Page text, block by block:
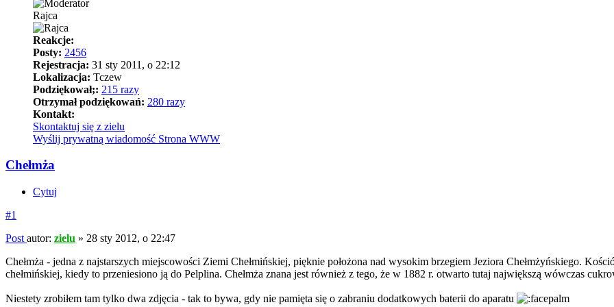
Rajca
Reakcje:
Posty: 2456
Rejestracja: 31 sty 2011, o 22:12
Lokalizacja: Tczew
Podziękował;: 215 razy
Otrzymał podziękowań: 280 razy
Kontakt:
Skontaktuj się z zielu
Wyślij prywatną wiadomość Strona WWW
Chełmża
Cytuj
#1
Post autor: zielu » 28 sty 2012, o 22:47
Chełmża - jedna z najstarszych miejscowości Ziemi Chełmińskiej, pięknie położona nad wysokim brzegiem Jeziora Chełmżyńskiego.
chełmińskiej, kiedy to przeniesiono ją do Pelplina. Chełmża znana jest również z tego, że w 1882 r. otwarto tutaj największą wówczas
Niestety zrobiłem tam tylko dwa zdjęcia - tak to bywa, gdy nie pamięta się o zabraniu dodatkowych baterii do aparatu